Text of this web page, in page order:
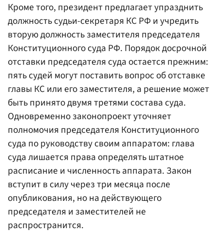
Кроме того, президент предлагает упразднить
должность судьи-секретаря КС РФ и учредить
вторую должность заместителя председателя
Конституционного суда РФ. Порядок досрочной
отставки председателя суда остается прежним:
пять судей могут поставить вопрос об отставке
главы КС или его заместителя, а решение может
быть принято двумя третями состава суда.
Одновременно законопроект уточняет
полномочия председателя Конституционного
суда по руководству своим аппаратом: глава
суда лишается права определять штатное
расписание и численность аппарата. Закон
вступит в силу через три месяца после
опубликования, но на действующего
председателя и заместителей не
распространится.